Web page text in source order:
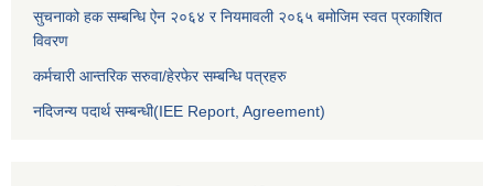
सुचनाको हक सम्बन्धि ऐन २०६४ र नियमावली २०६५ बमोजिम स्वत प्रकाशित
विवरण
कर्मचारी आन्तरिक सरुवा/हेरफेर सम्बन्धि पत्रहरु
नदिजन्य पदार्थ सम्बन्धी(IEE Report, Agreement)​